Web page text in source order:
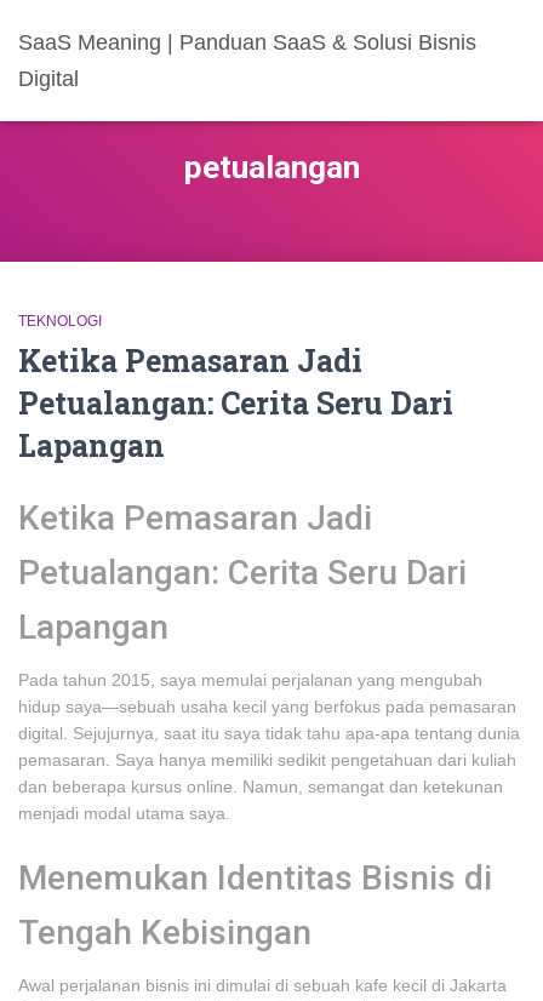
SaaS Meaning | Panduan SaaS & Solusi Bisnis
Digital
petualangan
TEKNOLOGI
Ketika Pemasaran Jadi
Petualangan: Cerita Seru Dari
Lapangan
Ketika Pemasaran Jadi
Petualangan: Cerita Seru Dari
Lapangan
Pada tahun 2015, saya memulai perjalanan yang mengubah
hidup saya—sebuah usaha kecil yang berfokus pada pemasaran
digital. Sejujurnya, saat itu saya tidak tahu apa-apa tentang dunia
pemasaran. Saya hanya memiliki sedikit pengetahuan dari kuliah
dan beberapa kursus online. Namun, semangat dan ketekunan
menjadi modal utama saya.
Menemukan Identitas Bisnis di
Tengah Kebisingan
Awal perjalanan bisnis ini dimulai di sebuah kafe kecil di Jakarta